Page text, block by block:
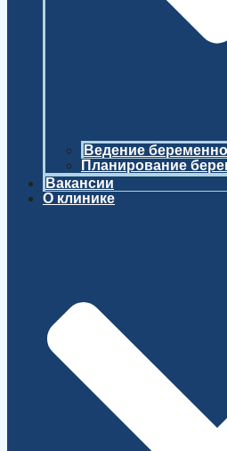
Ведение
Планирование
Вакансии
О клинике